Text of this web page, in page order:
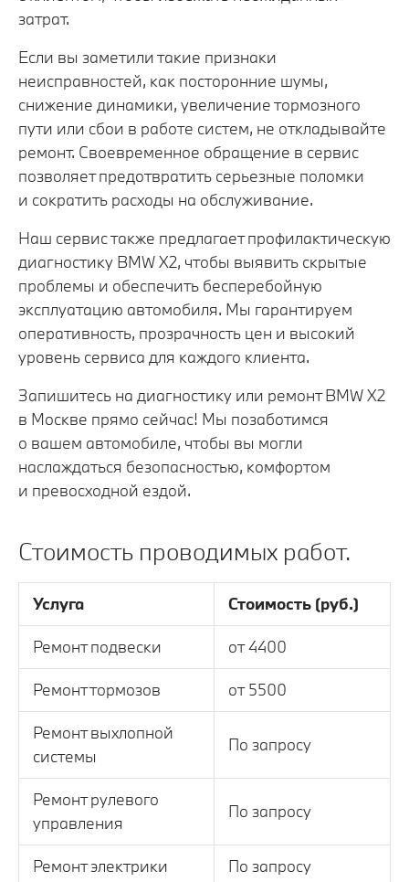
затрат.
Если вы заметили такие признаки
неисправностей, как посторонние шумы,
снижение динамики, увеличение тормозного
пути или сбои в работе систем, не откладывайте
ремонт. Своевременное обращение в сервис
позволяет предотвратить серьезные поломки
и сократить расходы на обслуживание.
Наш сервис также предлагает профилактическую
диагностику BMW X2, чтобы выявить скрытые
проблемы и обеспечить бесперебойную
эксплуатацию автомобиля. Мы гарантируем
оперативность, прозрачность цен и высокий
уровень сервиса для каждого клиента.
Запишитесь на диагностику или ремонт BMW X2
в Москве прямо сейчас! Мы позаботимся
о вашем автомобиле, чтобы вы могли
наслаждаться безопасностью, комфортом
и превосходной ездой.
Стоимость проводимых работ.
Услуга Стоимость (руб.)
Ремонт подвески от 4400
Ремонт тормозов от 5500
Ремонт выхлопной
системы
По запросу
Ремонт рулевого
управления
По запросу
Ремонт электрики По запросу